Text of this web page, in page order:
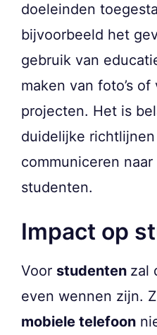
doeleinden
bijvoorbeeld het
gebruik van
maken van foto’s of
projecten. Het is
duidelijke
communiceren
studenten.
Impact op
Voor studenten zal
even wennen zijn.
mobiele telefoon